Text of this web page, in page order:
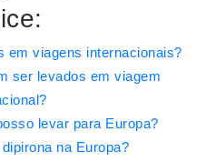
em viagens internacionais?
ser levados em viagem
levar para Europa?
na Europa?